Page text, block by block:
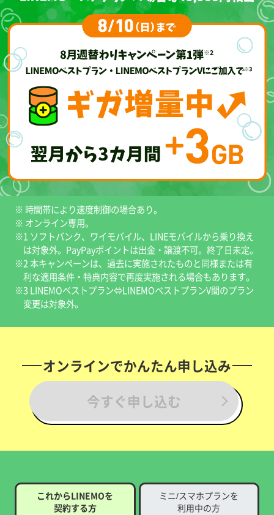
※ 時間帯により速度制御の場合あり。
※ オンライン専用。
※1 ソフトバンク、ワイモバイル、LINEモバイルから乗り換え
は対象外。PayPayポイントは出金・譲渡不可。終了日未定。
※2 本キャンペーンは、過去に実施されたものと同様または有
利な適用条件・特典内容で再度実施される場合もあります。
※3 LINEMOベストプラン⇔LINEMOベストプランV間のプラン
変更は対象外。
オンラインでかんたん申し込み
今すぐ申し込む
これからLINEMOを
契約する方
ミニ/スマホプランを
利用中の方